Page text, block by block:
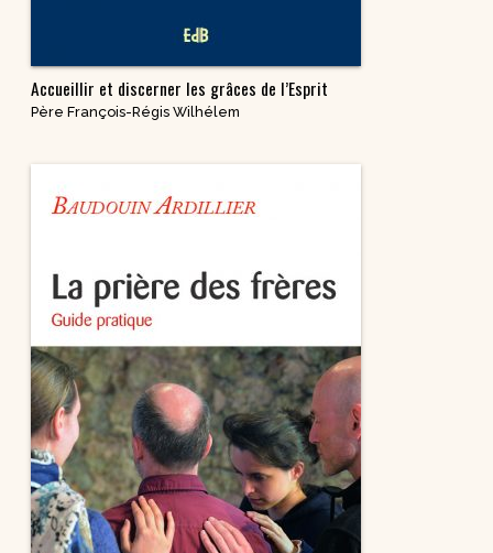
Accueillir et discerner les grâces de l’Esprit
Père François-Régis Wilhélem